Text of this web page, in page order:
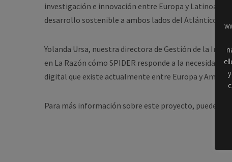
investigación e innovación entre Europa y
desarrollo sostenible a ambos lados del Atlántico.
Yolanda Ursa, nuestra directora de Gestión de la
en La Razón cómo SPIDER responde a la necesidad
digital que existe actualmente entre Europa y
Para más información sobre este proyecto, puedes